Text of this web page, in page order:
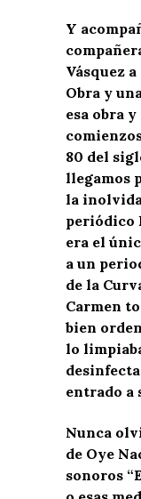
Y
Vásquez
Obra y
esa obra
80 del
llegamos
la
periódico
era el
a un
de la
Carmen
bien
lo
entrado a
Nunca
de Oye
sonoros